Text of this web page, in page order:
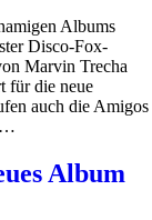
Albums
Disco-Fox-
Marvin Trecha
für die neue
auch die Amigos
Album